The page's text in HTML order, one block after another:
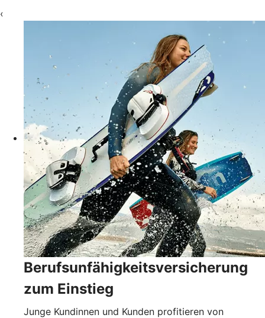
‹
Berufsunfähigkeits­versicherung
zum Einstieg
Junge Kundinnen und Kunden profitieren von